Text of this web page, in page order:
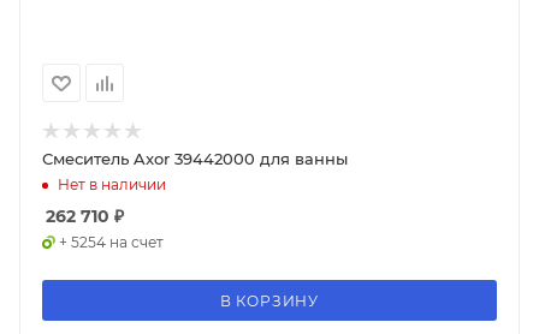
Смеситель Axor 39442000 для ванны
Нет в наличии
262 710 ₽
+ 5254 на счет
В КОРЗИНУ